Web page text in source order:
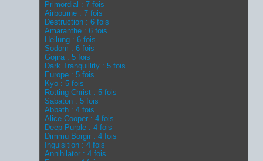
Primordial : 7 fois
Airbourne : 7 fois
Destruction : 6 fois
Amaranthe : 6 fois
Heilung : 6 fois
Sodom : 6 fois
Gojira : 5 fois
Dark Tranquillity : 5 fois
Europe : 5 fois
Kyo : 5 fois
Rotting Christ : 5 fois
Sabaton : 5 fois
Abbath : 4 fois
Alice Cooper : 4 fois
Deep Purple : 4 fois
Dimmu Borgir : 4 fois
Inquisition : 4 fois
Annihilator : 4 fois